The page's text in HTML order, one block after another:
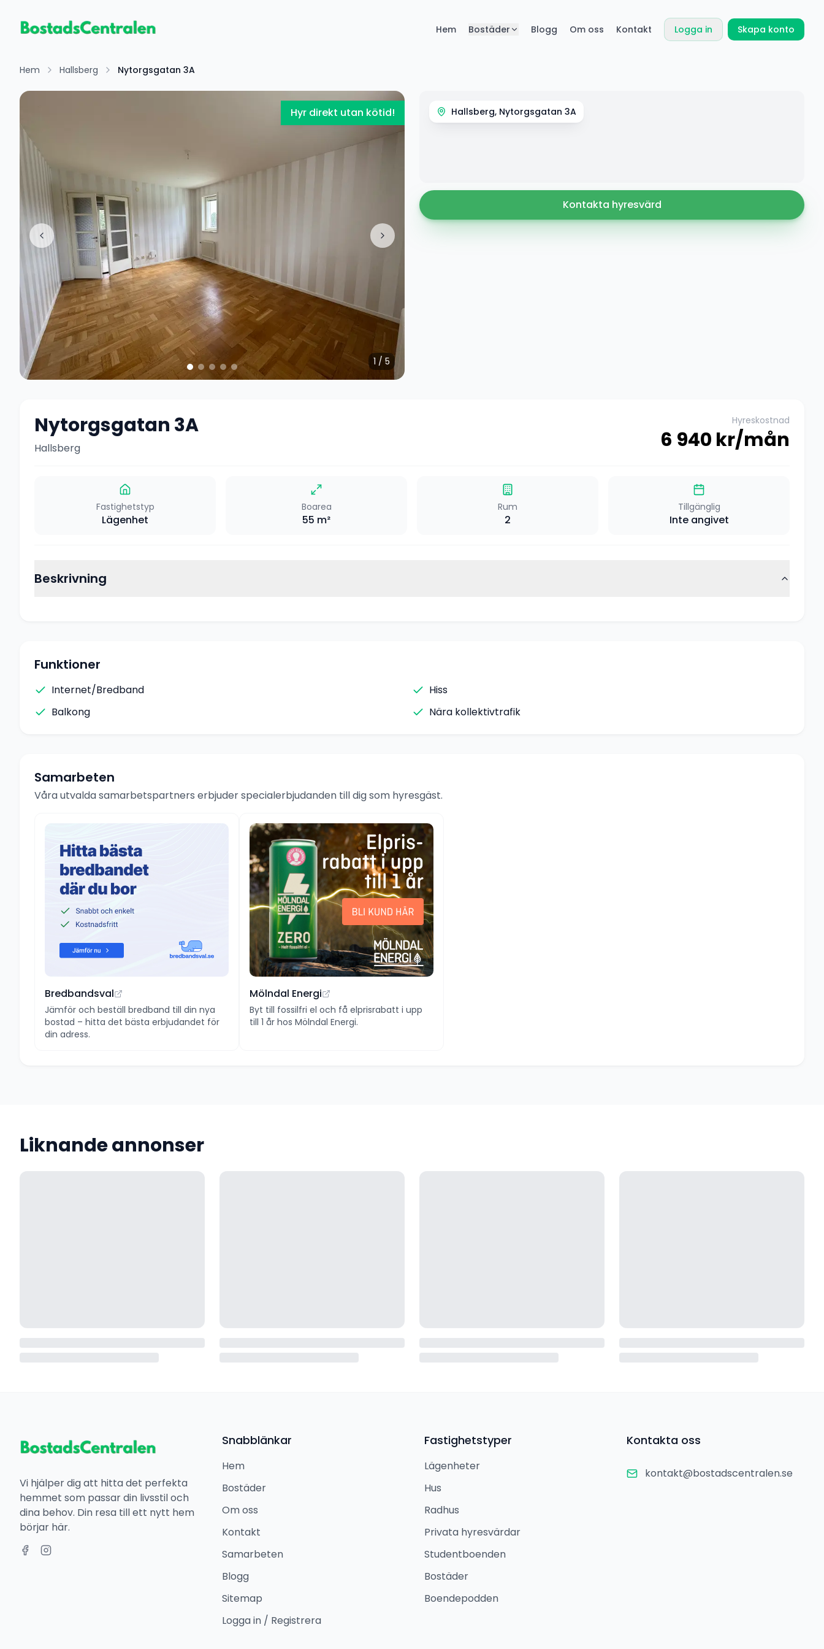
Hem Bostäder Blogg Om oss Kontakt Logga in Skapa konto
Hem Hallsberg Nytorgsgatan 3A
Hyr direkt utan kötid!
1 / 5
Hallsberg, Nytorgsgatan 3A
Kontakta hyresvärd
Nytorgsgatan 3A
Hallsberg
Hyreskostnad
6 940 kr/mån
Fastighetstyp
Lägenhet
Boarea
55 m²
Rum
2
Tillgänglig
Inte angivet
Beskrivning
Funktioner
Internet/Bredband
Hiss
Balkong
Nära kollektivtrafik
Samarbeten
Våra utvalda samarbetspartners erbjuder specialerbjudanden till dig som hyresgäst.
Bredbandsval
Jämför och beställ bredband till din nya
bostad – hitta det bästa erbjudandet för
din adress.
Mölndal Energi
Byt till fossilfri el och få elprisrabatt i upp
till 1 år hos Mölndal Energi.
Liknande annonser
Vi hjälper dig att hitta det perfekta
hemmet som passar din livsstil och
dina behov. Din resa till ett nytt hem
börjar här.
Snabblänkar
Hem
Bostäder
Om oss
Kontakt
Samarbeten
Blogg
Sitemap
Logga in / Registrera
Fastighetstyper
Lägenheter
Hus
Radhus
Privata hyresvärdar
Studentboenden
Bostäder
Boendepodden
Kontakta oss
kontakt@bostadscentralen.se